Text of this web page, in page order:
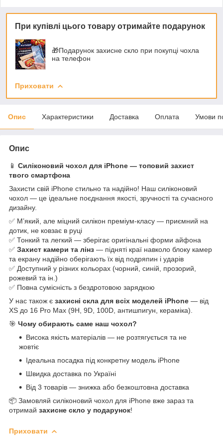
При купівлі цього товару отримайте подарунок
🎁Подарунок захисне скло при покупці чохла
на телефон
Приховати
Опис Характеристики Доставка Оплата Умови
Опис
📱 Силіконовий чохол для iPhone — топовий захист
твого смартфона
Захисти свій iPhone стильно та надійно! Наш силіконовий
чохол — це ідеальне поєднання якості, зручності та сучасного
дизайну.
✅ М’який, але міцний силікон преміум-класу — приємний на
дотик, не ковзає в руці
✅ Тонкий та легкий — зберігає оригінальні форми айфона
✅ Захист камери та лінз — підняті краї навколо блоку камер
та екрану надійно оберігають їх від подряпин і ударів
✅ Доступний у різних кольорах (чорний, синій, прозорий,
рожевий та ін.)
✅ Повна сумісність з бездротовою зарядкою
У нас також є захисні скла для всіх моделей iPhone — від
XS до 16 Pro Max (9H, 9D, 100D, антишпигун, кераміка).
🎯 Чому обирають саме наш чохол?
Висока якість матеріалів — не розтягується та не
жовтіє
Ідеальна посадка під конкретну модель iPhone
Швидка доставка по Україні
Від 3 товарів — знижка або безкоштовна доставка
📦 Замовляй силіконовий чохол для iPhone вже зараз та
отримай захисне скло у подарунок!
Приховати